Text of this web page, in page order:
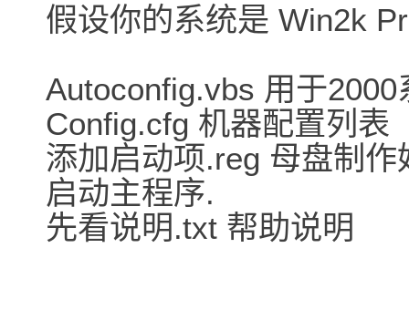
假设你的系统是 Win2k
Autoconfig.vbs 用于
Config.cfg 机器配置列表
添加启动项.reg 母盘制
启动主程序.
先看说明.txt 帮助说明